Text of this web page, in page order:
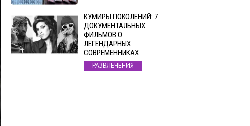
КУМИРЫ ПОКОЛЕНИЙ: 7
ДОКУМЕНТАЛЬНЫХ
ФИЛЬМОВ О
ЛЕГЕНДАРНЫХ
СОВРЕМЕННИКАХ
РАЗВЛЕЧЕНИЯ